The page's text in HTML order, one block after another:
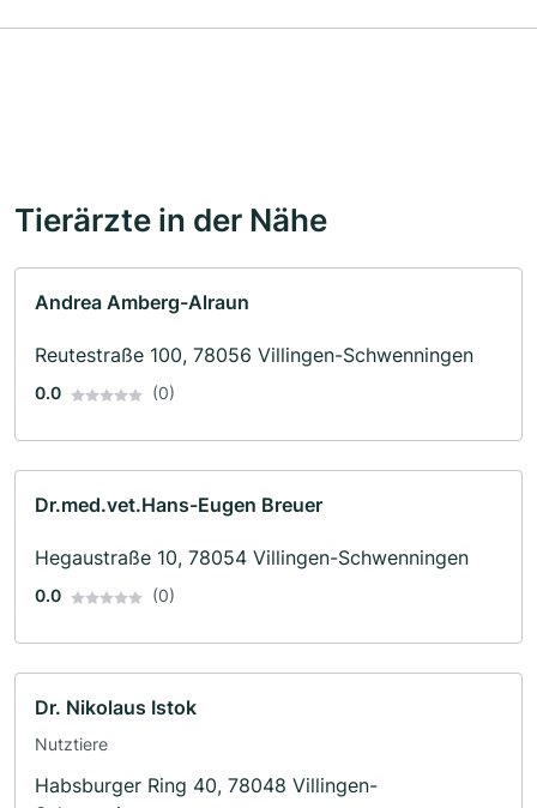
Tierärzte in der Nähe
Andrea Amberg-Alraun
Reutestraße 100, 78056 Villingen-Schwenningen
0.0 (0)
Dr.med.vet.Hans-Eugen Breuer
Hegaustraße 10, 78054 Villingen-Schwenningen
0.0 (0)
Dr. Nikolaus Istok
Nutztiere
Habsburger Ring 40, 78048 Villingen-